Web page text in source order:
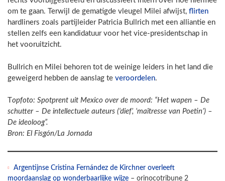
om te gaan. Terwijl de gematigde vleugel Milei afwijst, flirten
hardliners zoals partijleider Patricia Bullrich met een alliantie en
stellen zelfs een kandidatuur voor het vice-presidentschap in
het vooruitzicht.
Bullrich en Milei behoren tot de weinige leiders in het land die
geweigerd hebben de aanslag te veroordelen.
opfoto: Spotprent uit Mexico over de moord: “Het wapen – De
schutter – De intellectuele auteurs (‘dief’, ‘maîtresse van Poetin’) –
De ideoloog”.
Bron: El Fisgón/La Jornada
Argentijnse Cristina Fernández de Kirchner overleeft
moordaanslag op wonderbaarlijke wijze – orinocotribune 2